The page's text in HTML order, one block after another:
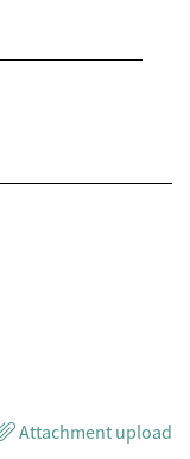
Attachment upload